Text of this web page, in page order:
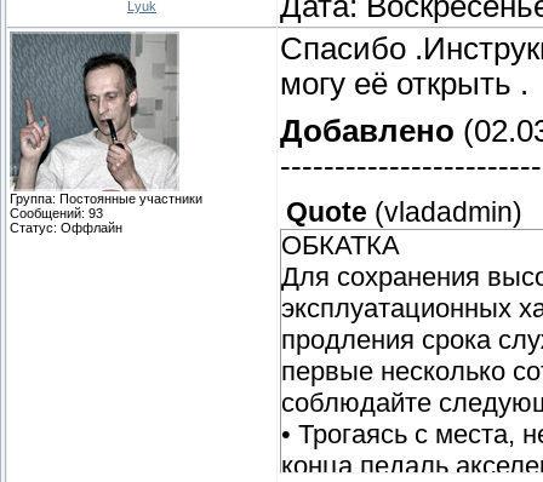
Lyuk
Группа: Постоянные участники
Сообщений: 93
Статус: Оффлайн
Спасибо
могу её открыть .
Добавлено
Quote (vladadmin)
ОБКАТКА
Для сохранения
эксплуатационных
продления срока
первые несколько
соблюдайте
• Трогаясь с места,
конца педаль